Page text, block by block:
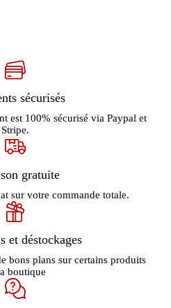
sécurisés
est 100% sécurisé via Paypal et
Stripe.
gratuite
sur votre commande totale.
et déstockages
bons plans sur certains produits
boutique